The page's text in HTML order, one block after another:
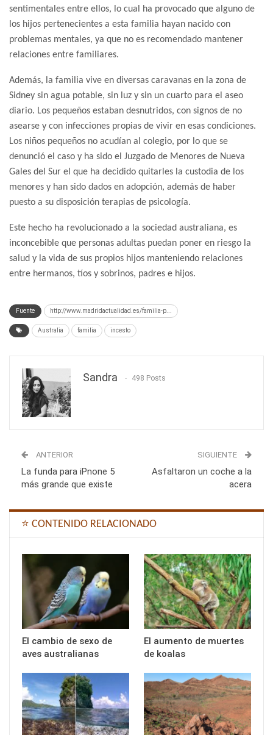
sentimentales entre ellos, lo cual ha provocado que alguno de
los hijos pertenecientes a esta familia hayan nacido con
problemas mentales, ya que no es recomendado mantener
relaciones entre familiares.
Además, la familia vive en diversas caravanas en la zona de
Sidney sin agua potable, sin luz y sin un cuarto para el aseo
diario. Los pequeños estaban desnutridos, con signos de no
asearse y con infecciones propias de vivir en esas condiciones.
Los niños pequeños no acudían al colegio, por lo que se
denunció el caso y ha sido el Juzgado de Menores de Nueva
Gales del Sur el que ha decidido quitarles la custodia de los
menores y han sido dados en adopción, además de haber
puesto a su disposición terapias de psicología.
Este hecho ha revolucionado a la sociedad australiana, es
inconcebible que personas adultas puedan poner en riesgo la
salud y la vida de sus propios hijos manteniendo relaciones
entre hermanos, tíos y sobrinos, padres e hijos.
Fuente http://www.madridactualidad.es/familia-p...
Australia familia incesto
Sandra 498 Posts
ANTERIOR
La funda para iPnone 5
más grande que existe
SIGUIENTE
Asfaltaron un coche a la
acera
⭐ CONTENIDO RELACIONADO
El cambio de sexo de
aves australianas
El aumento de muertes
de koalas